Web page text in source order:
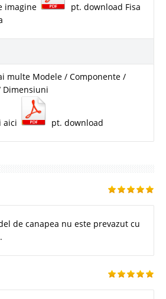
imagine
pt. download Fisa
multe Modele / Componente /
Dimensiuni
aici pt. download
de canapea nu este prevazut cu